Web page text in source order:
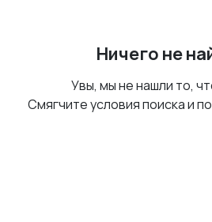
Ничего не
Увы, мы не нашли то,
Смягчите условия поиска и